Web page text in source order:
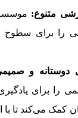
متنوع:موسسه
را برای سطوح
و
را برای
کمک می‌کند تا با